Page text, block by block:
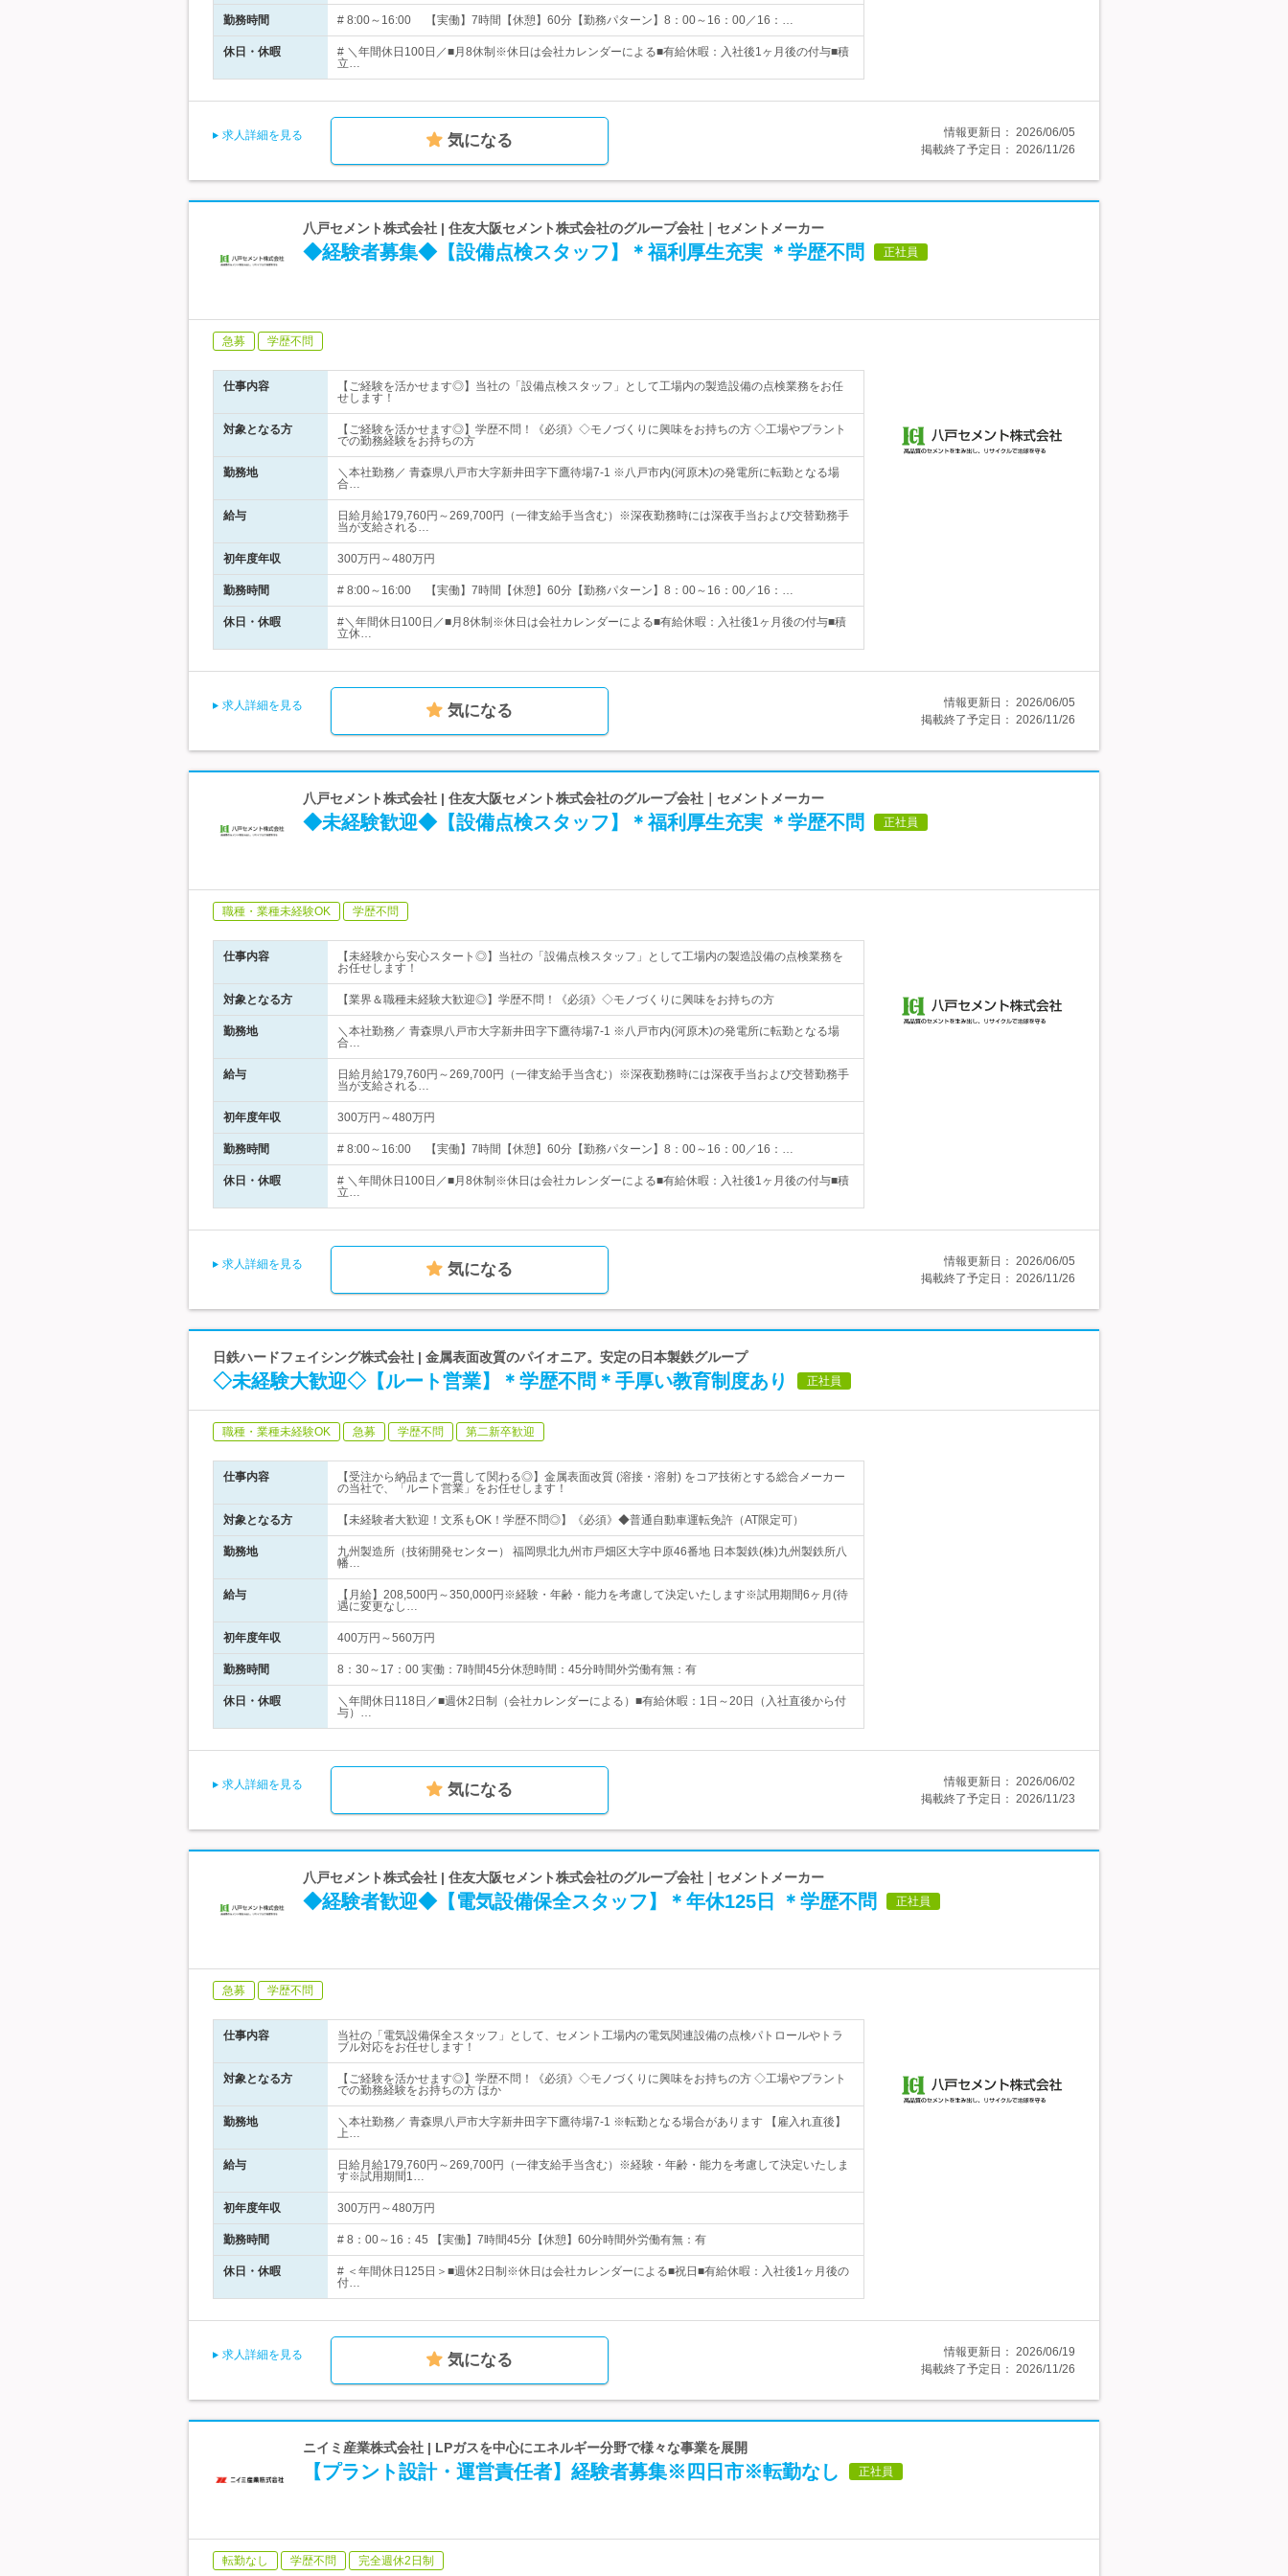
勤務時間 # 8:00～16:00 【実働】7時間【休憩】60分【勤務パターン】8：00～16：00／16：…
休日・休暇
# ＼年間休日100日／■月8休制※休日は会社カレンダーによる■有給休暇：入社後1ヶ月後の付与■積
立…
求人詳細を見る 気になる 情報更新日： 2026/06/05
掲載終了予定日： 2026/11/26
八戸セメント株式会社 | 住友大阪セメント株式会社のグループ会社｜セメントメーカー
◆経験者募集◆【設備点検スタッフ】＊福利厚生充実 ＊学歴不問 正社員
急募 学歴不問
仕事内容
【ご経験を活かせます◎】当社の「設備点検スタッフ」として工場内の製造設備の点検業務をお任
せします！
対象となる方
【ご経験を活かせます◎】学歴不問！《必須》◇モノづくりに興味をお持ちの方 ◇工場やプラント
での勤務経験をお持ちの方
勤務地
＼本社勤務／ 青森県八戸市大字新井田字下鷹待場7-1 ※八戸市内(河原木)の発電所に転勤となる場
合…
給与
日給月給179,760円～269,700円（一律支給手当含む）※深夜勤務時には深夜手当および交替勤務手
当が支給される…
初年度年収 300万円～480万円
勤務時間 # 8:00～16:00 【実働】7時間【休憩】60分【勤務パターン】8：00～16：00／16：…
休日・休暇
#＼年間休日100日／■月8休制※休日は会社カレンダーによる■有給休暇：入社後1ヶ月後の付与■積
立休…
求人詳細を見る 気になる 情報更新日： 2026/06/05
掲載終了予定日： 2026/11/26
八戸セメント株式会社 | 住友大阪セメント株式会社のグループ会社｜セメントメーカー
◆未経験歓迎◆【設備点検スタッフ】＊福利厚生充実 ＊学歴不問 正社員
職種・業種未経験OK 学歴不問
仕事内容
【未経験から安心スタート◎】当社の「設備点検スタッフ」として工場内の製造設備の点検業務を
お任せします！
対象となる方 【業界＆職種未経験大歓迎◎】学歴不問！《必須》◇モノづくりに興味をお持ちの方
勤務地
＼本社勤務／ 青森県八戸市大字新井田字下鷹待場7-1 ※八戸市内(河原木)の発電所に転勤となる場
合…
給与
日給月給179,760円～269,700円（一律支給手当含む）※深夜勤務時には深夜手当および交替勤務手
当が支給される…
初年度年収 300万円～480万円
勤務時間 # 8:00～16:00 【実働】7時間【休憩】60分【勤務パターン】8：00～16：00／16：…
休日・休暇
# ＼年間休日100日／■月8休制※休日は会社カレンダーによる■有給休暇：入社後1ヶ月後の付与■積
立…
求人詳細を見る 気になる 情報更新日： 2026/06/05
掲載終了予定日： 2026/11/26
日鉄ハードフェイシング株式会社 | 金属表面改質のパイオニア。安定の日本製鉄グループ
◇未経験大歓迎◇【ルート営業】＊学歴不問＊手厚い教育制度あり 正社員
職種・業種未経験OK 急募 学歴不問 第二新卒歓迎
仕事内容
【受注から納品まで一貫して関わる◎】金属表面改質 (溶接・溶射) をコア技術とする総合メーカー
の当社で、「ルート営業」をお任せします！
対象となる方 【未経験者大歓迎！文系もOK！学歴不問◎】《必須》◆普通自動車運転免許（AT限定可）
勤務地
九州製造所（技術開発センター） 福岡県北九州市戸畑区大字中原46番地 日本製鉄(株)九州製鉄所八
幡…
給与
【月給】208,500円～350,000円※経験・年齢・能力を考慮して決定いたします※試用期間6ヶ月(待
遇に変更なし…
初年度年収 400万円～560万円
勤務時間 8：30～17：00 実働：7時間45分休憩時間：45分時間外労働有無：有
休日・休暇
＼年間休日118日／■週休2日制（会社カレンダーによる）■有給休暇：1日～20日（入社直後から付
与）…
求人詳細を見る 気になる 情報更新日： 2026/06/02
掲載終了予定日： 2026/11/23
八戸セメント株式会社 | 住友大阪セメント株式会社のグループ会社｜セメントメーカー
◆経験者歓迎◆【電気設備保全スタッフ】＊年休125日 ＊学歴不問 正社員
急募 学歴不問
仕事内容
当社の「電気設備保全スタッフ」として、セメント工場内の電気関連設備の点検パトロールやトラ
ブル対応をお任せします！
対象となる方
【ご経験を活かせます◎】学歴不問！《必須》◇モノづくりに興味をお持ちの方 ◇工場やプラント
での勤務経験をお持ちの方 ほか
勤務地
＼本社勤務／ 青森県八戸市大字新井田字下鷹待場7-1 ※転勤となる場合があります 【雇入れ直後】
上…
給与
日給月給179,760円～269,700円（一律支給手当含む）※経験・年齢・能力を考慮して決定いたしま
す※試用期間1…
初年度年収 300万円～480万円
勤務時間 # 8：00～16：45 【実働】7時間45分【休憩】60分時間外労働有無：有
休日・休暇
# ＜年間休日125日＞■週休2日制※休日は会社カレンダーによる■祝日■有給休暇：入社後1ヶ月後の
付…
求人詳細を見る 気になる 情報更新日： 2026/06/19
掲載終了予定日： 2026/11/26
ニイミ産業株式会社 | LPガスを中心にエネルギー分野で様々な事業を展開
【プラント設計・運営責任者】経験者募集※四日市※転勤なし 正社員
転勤なし 学歴不問 完全週休2日制